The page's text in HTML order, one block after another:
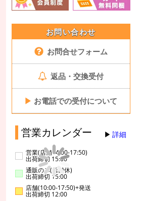
お問い合わせ
お問合せフォーム
返品・交換受付
▶ お電話での受付について
営業カレンダー 詳細
営業(店舗14:00-17:50)
出荷締切 15:00
通販のみ(店舗休)
出荷締切 15:00
店舗(10:00-17:50)+発送
出荷締切 12:00